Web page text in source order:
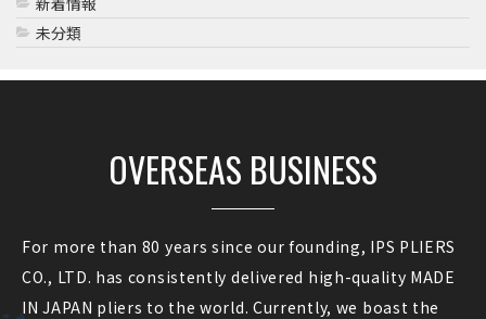
未分類
OVERSEAS BUSINESS
For more than 80 years since our founding, IPS PLIERS
CO., LTD. has consistently delivered high-quality MADE
IN JAPAN pliers to the world. Currently, we boast the